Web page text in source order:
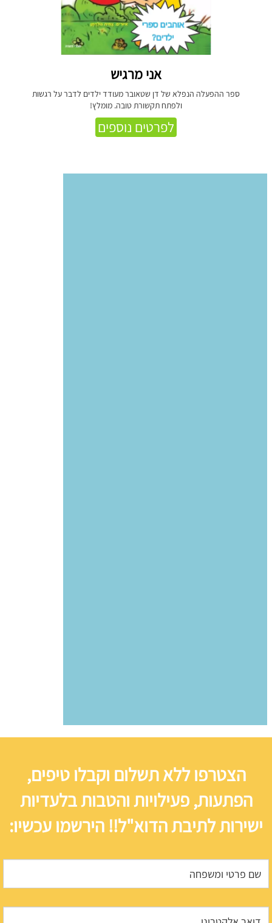
אני מרגיש
ספר ההפעלה הנפלא של דן שטאובר מעודד ילדים לדבר על רגשות
ולפתח תקשורת טובה. מומלץ!
לפרטים נוספים
הצטרפו ללא תשלום וקבלו טיפים,
הפתעות, פעילויות והטבות בלעדיות
ישירות לתיבת הדוא"ל!! הירשמו עכשיו: